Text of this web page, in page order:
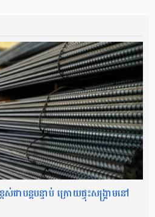
ស់ជាបន្ដបន្ទាប់ ក្រោយផ្ទុះសង្គ្រាមនៅ